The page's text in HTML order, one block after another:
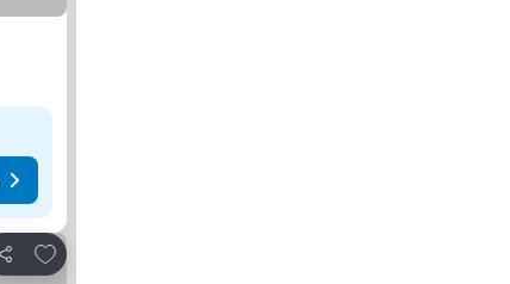
Teilen
Zu Favoriten hinzufügen